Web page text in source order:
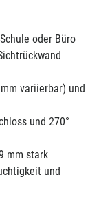
oder Büro
variierbar) und
und 270°
mm stark
und